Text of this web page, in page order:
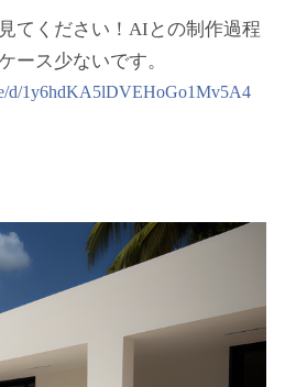
てください！AIとの制作過程
ース少ないです。
d/1y6hdKA5lDVEHoGo1Mv5A4